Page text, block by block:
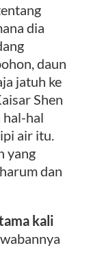
dia
daun
jatuh ke
Shen
hal-hal
air itu.
yang
dan
kali